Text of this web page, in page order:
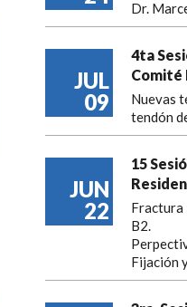
Dr.
JUL
09
4ta
Comité
Nuevas
tendón
JUN
22
15
Fractura
B2.
Fijación